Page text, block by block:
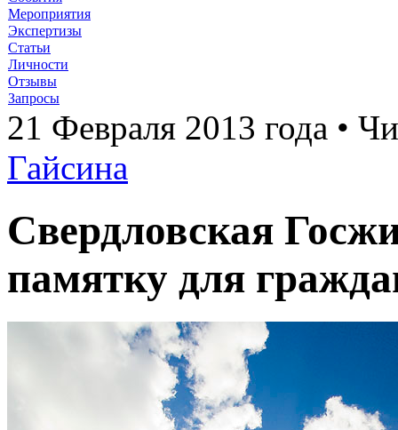
Мероприятия
Экспертизы
Статьи
Личности
Отзывы
Запросы
21 Февраля 2013 года •
Гайсина
Свердловская
памятку для